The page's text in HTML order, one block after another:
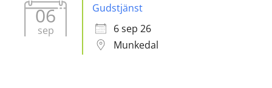
06
sep
Gudstjänst
6 sep 26
Munkedal